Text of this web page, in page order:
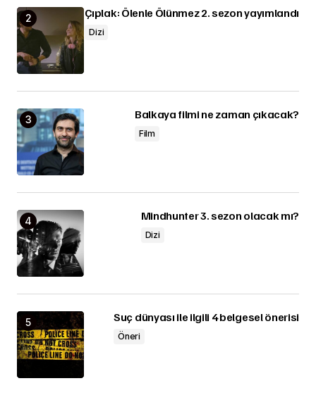
Çıplak: Ölenle Ölünmez 2. sezon yayımlandı
Dizi
Balkaya filmi ne zaman çıkacak?
Film
Mindhunter 3. sezon olacak mı?
Dizi
Suç dünyası ile ilgili 4 belgesel önerisi
Öneri